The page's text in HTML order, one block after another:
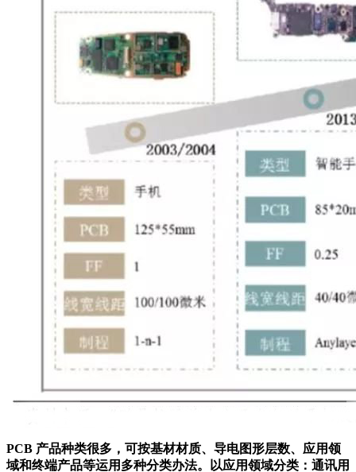
PCB 产品种类很多，可按基材材质、导电图形层数、应用领
域和终端产品等运用多种分类办法。以应用领域分类：通讯用